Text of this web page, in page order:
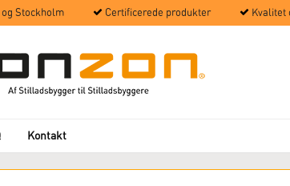
Stockholm Certificerede produkter Kvalitet
Kontakt